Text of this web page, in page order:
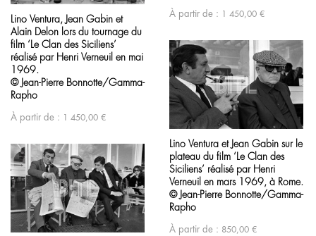
À partir de : 1 450,00 €
Lino Ventura, Jean Gabin et
Alain Delon lors du tournage du
film ‘Le Clan des Siciliens’
réalisé par Henri Verneuil en mai
1969.
© Jean-Pierre Bonnotte/Gamma-
Rapho
À partir de : 1 450,00 €
Lino Ventura et Jean Gabin sur le
plateau du film ‘Le Clan des
Siciliens’ réalisé par Henri
Verneuil en mars 1969, à Rome.
© Jean-Pierre Bonnotte/Gamma-
Rapho
À partir de : 850,00 €